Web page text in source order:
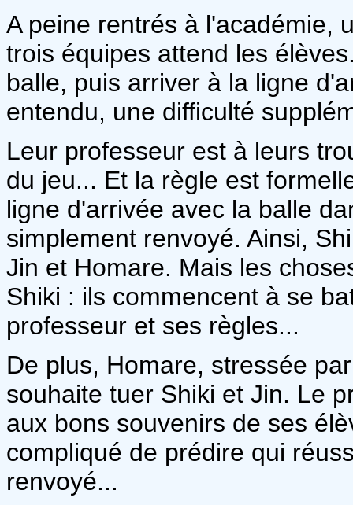
A peine rentrés à l'académie,
trois équipes attend les
balle, puis arriver à la ligne
entendu, une difficulté
Leur professeur est à leurs
du jeu... Et la règle est
ligne d'arrivée avec la balle
simplement renvoyé. Ainsi,
Jin et Homare. Mais les
Shiki : ils commencent à se
professeur et ses règles...
De plus, Homare, stressée
souhaite tuer Shiki et Jin. Le
aux bons souvenirs de ses
compliqué de prédire qui
renvoyé...